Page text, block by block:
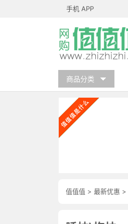
手机 APP
商品分类
值值值 > 最新优惠 >